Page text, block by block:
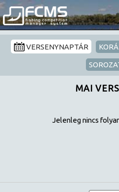
VERSENYNAPTÁR
MAI
Jelenleg nincs